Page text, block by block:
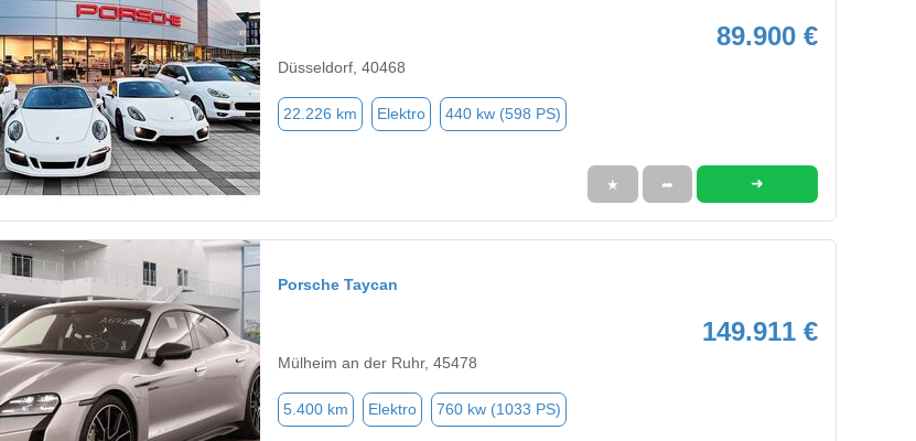
89.900 €
Düsseldorf, 40468
22.226 km Elektro 440 kw (598 PS)
★ ➦ ➜
Porsche Taycan
149.911 €
Mülheim an der Ruhr, 45478
5.400 km Elektro 760 kw (1033 PS)